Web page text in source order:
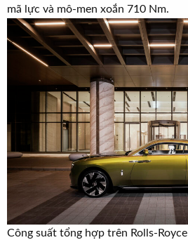
mã lực và mô-men xoắn 710 Nm.
Công suất tổng hợp trên Rolls-